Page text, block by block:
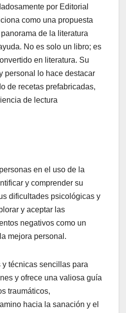
por Editorial
como una propuesta
de la literatura
No es solo un libro; es
en literatura. Su
personal lo hace destacar
de recetas prefabricadas,
de lectura
en el uso de la
y comprender su
dificultades psicológicas y
y aceptar las
negativos como un
mejora personal.
y técnicas sencillas para
y ofrece una valiosa guía
traumáticos,
hacia la sanación y el